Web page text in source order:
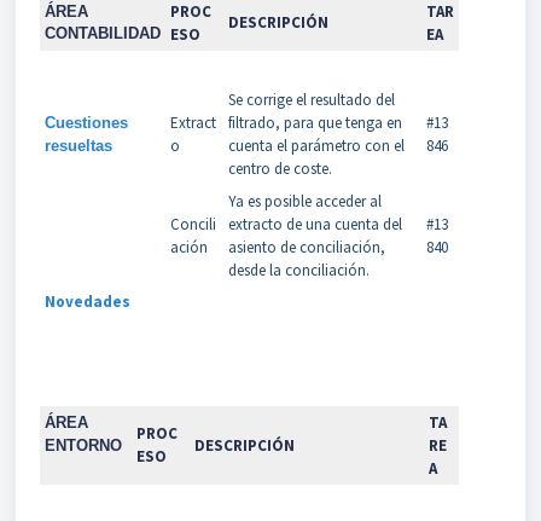
ÁREA
CONTABILIDAD
PROC
ESO
DESCRIPCIÓN
TAR
EA
Cuestiones
resueltas
Extract
o
Se corrige el resultado del
filtrado, para que tenga en
cuenta el parámetro con el
centro de coste.
#13
846
Concili
ación
Ya es posible acceder al
extracto de una cuenta del
asiento de conciliación,
desde la conciliación.
#13
840
Novedades
ÁREA
ENTORNO
PROC
ESO
DESCRIPCIÓN
TA
RE
A